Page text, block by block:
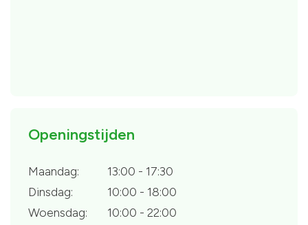
Openingstijden
Maandag:
13:00 - 17:30
Dinsdag:
10:00 - 18:00
Woensdag:
10:00 - 22:00